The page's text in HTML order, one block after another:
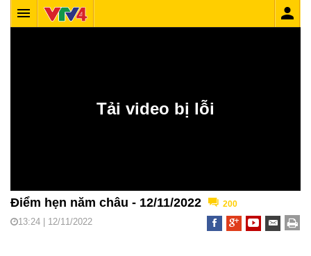
Điểm hẹn năm châu - 12/11/2022 200
13:24 | 12/11/2022